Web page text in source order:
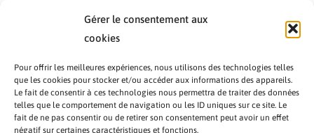
Gérer le consentement aux
cookies
Pour offrir les meilleures expériences, nous utilisons des technologies telles
que les cookies pour stocker et/ou accéder aux informations des appareils.
Le fait de consentir à ces technologies nous permettra de traiter des données
telles que le comportement de navigation ou les ID uniques sur ce site. Le
fait de ne pas consentir ou de retirer son consentement peut avoir un effet
négatif sur certaines caractéristiques et fonctions.
PRÉSENTATION TOUTAFRICA A PROPOS